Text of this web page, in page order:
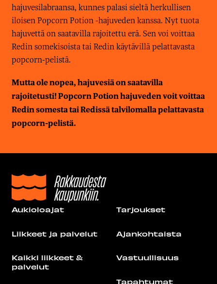
hajuvesilabraansa, kunnes palasi sieltä herkullisen
iloisen Popcorn Potion -hajuveden kanssa. Nyt tuota
hajuvettä on saatavilla rajoitettu erä. Sen voi voittaa
Redin somekisoista tai Redin käytävillä pelattavasta
popcorn-pelistä.
Mutta ole nopea, hajuvesiä on saatavilla
rajoitetusti! Popcorn Potion hajuveden voit voittaa
Redin somesta tai Redissä talvilomalla pelattavasta
popcorn-pelistä.
Aukioloajat
Liikkeet ja palvelut
Kaikki liikkeet &
palvelut
Tarjoukset
Ajankohtaista
Vastuullisuus
Tapahtumat